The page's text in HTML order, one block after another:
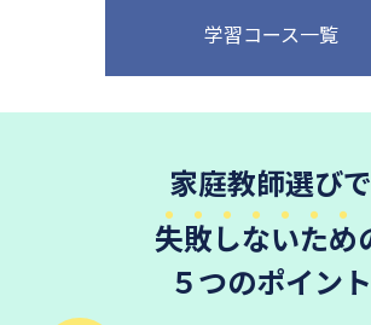
学習コース一覧
家庭教師選びで
失敗しないため
５つのポイント